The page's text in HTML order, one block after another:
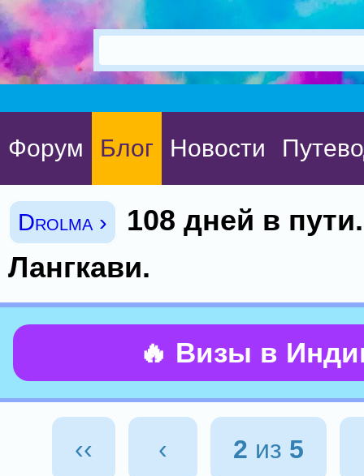
Форум Блог Новости
Drolma ›
108 дней в
Лангкави.
🔥 Визы в
‹‹ ‹ 2 из 5